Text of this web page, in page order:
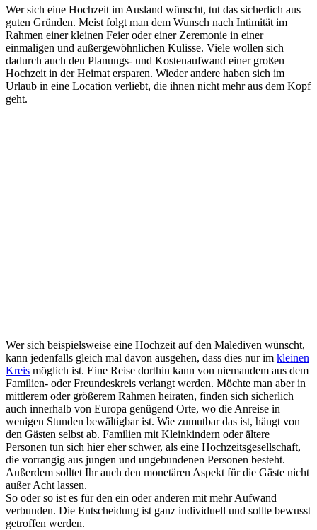
Wer sich eine Hochzeit im Ausland wünscht, tut das sicherlich aus
guten Gründen. Meist folgt man dem Wunsch nach Intimität im
Rahmen einer kleinen Feier oder einer Zeremonie in einer
einmaligen und außergewöhnlichen Kulisse. Viele wollen sich
dadurch auch den Planungs- und Kostenaufwand einer großen
Hochzeit in der Heimat ersparen. Wieder andere haben sich im
Urlaub in eine Location verliebt, die ihnen nicht mehr aus dem Kopf
geht.
Wer sich beispielsweise eine Hochzeit auf den Malediven wünscht,
kann jedenfalls gleich mal davon ausgehen, dass dies nur im kleinen
Kreis möglich ist. Eine Reise dorthin kann von niemandem aus dem
Familien- oder Freundeskreis verlangt werden. Möchte man aber in
mittlerem oder größerem Rahmen heiraten, finden sich sicherlich
auch innerhalb von Europa genügend Orte, wo die Anreise in
wenigen Stunden bewältigbar ist. Wie zumutbar das ist, hängt von
den Gästen selbst ab. Familien mit Kleinkindern oder ältere
Personen tun sich hier eher schwer, als eine Hochzeitsgesellschaft,
die vorrangig aus jungen und ungebundenen Personen besteht.
Außerdem solltet Ihr auch den monetären Aspekt für die Gäste nicht
außer Acht lassen.
So oder so ist es für den ein oder anderen mit mehr Aufwand
verbunden. Die Entscheidung ist ganz individuell und sollte bewusst
getroffen werden.